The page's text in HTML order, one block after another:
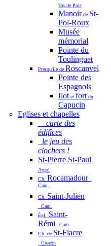
Tas de Pois
Manoirde St-
Pol-Roux
Musée
mémorial
Pointe du
Toulinguet
Presqu'île de Roscanvel
Pointe des
Espagnols
Ilot et fort du
Capucin
Eglises et chapelles
carte des
édifices
le jeu des
clochers !
St-Pierre St-Paul
Argol
Ch. Rocamadour
Cam.
Ch. Saint-Julien
Cam.
Égl.
Saint-
Rémi
Cam.
Ch. de St-Fiacre
Crozon